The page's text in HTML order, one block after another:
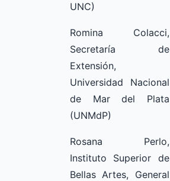
UNC)
Romina Colacci,
Secretaría de
Extensión,
Universidad Nacional
de Mar del Plata
(UNMdP)
Rosana Perlo,
Instituto Superior de
Bellas Artes, General